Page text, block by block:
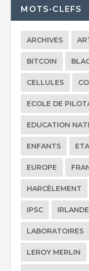
MOTS-CLEFS
ARCHIVES
BITCOIN
CELLULES
ECOLE DE
EDUCATION
ENFANTS
EUROPE
HARCÈLEMENT
IPSC
LABORATOIRES
LEROY MERLIN